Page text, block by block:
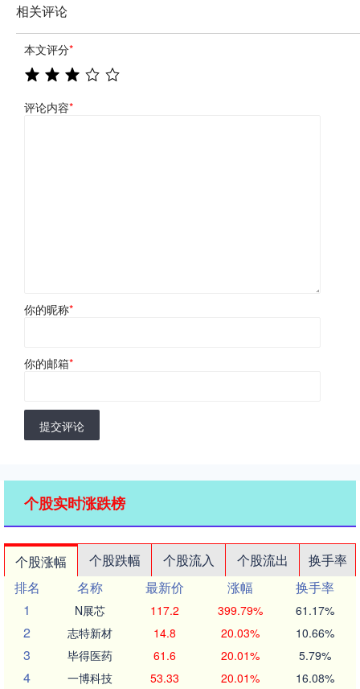
相关评论
本文评分*
评论内容*
你的昵称*
你的邮箱*
提交评论
个股实时涨跌榜
个股涨幅 个股跌幅 个股流入 个股流出
换手率
排名
名称 最新价 涨幅
换手率
1
N展芯 117.2 399.79% 61.17%
2 志特新材 14.8 20.03% 10.66%
3 毕得医药 61.6 20.01% 5.79%
4 一博科技 53.33 20.01% 16.08%